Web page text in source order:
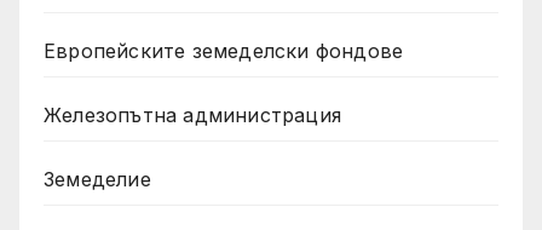
Европейските земеделски фондове
Железопътна администрация
Земеделие